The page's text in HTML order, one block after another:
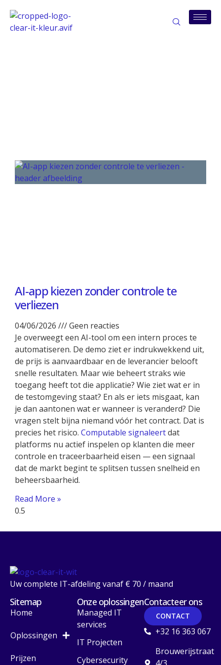
AI-app kiezen zonder controle te
verliezen
04/06/2026
Geen reacties
Je overweegt een AI-tool om een intern proces te
automatiseren. De demo ziet er indrukwekkend uit,
de prijs is aanvaardbaar en de leverancier belooft
snelle resultaten. Maar wie beheert straks wie
toegang heeft tot die applicatie? Wie ziet wat er in
de testomgeving staat? En als er iets misgaat, kan
je dan aantonen wat er wanneer is veranderd? Die
vragen stelt bijna niemand vóór het contract. Dat is
precies het risico. Computable signaleertdat
platforms nu actief inspelen op klanten die meer
controle en traceerbaarheid eisen — een signaal
dat de markt begint te splitsen tussen snelheid en
beheersbaarheid.
Read More »
Uw complete IT-afdeling vanaf € 70 / maand
Sitemap
Home
Oplossingen
Prijzen
Onze oplossingen
Managed IT
services
IT Projecten
Cybersecurity
Contacteer ons
CONTACT
+32 16 363 067
Brouwerijstraat